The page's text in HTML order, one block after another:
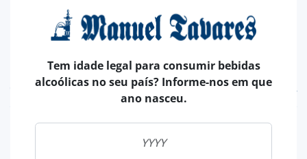
CARACTERÍSTICAS
REGIÃO DOURO
Tem idade legal para consumir bebidas
alcoólicas no seu país? Informe-nos em que
ano nasceu.